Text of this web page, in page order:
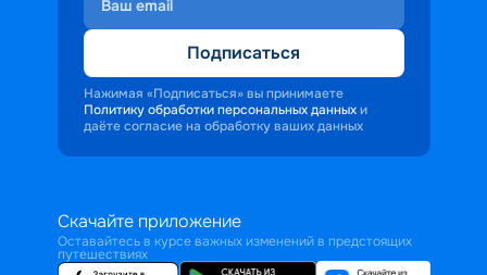
Подписаться
Нажимая «Подписаться» вы принимаете
Политику обработки персональных данных и
даёте согласие на обработку ваших данных
Скачайте приложение
Оставайтесь в курсе важных изменений в предстоящих
путешествиях